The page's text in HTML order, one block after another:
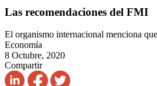
Las recomendaciones del FMI
El organismo internacional menciona
Economía
8 Octubre, 2020
Compartir